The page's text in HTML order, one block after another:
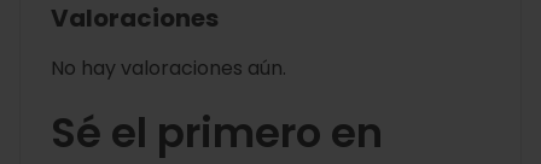
Valoraciones
No hay valoraciones aún.
Sé el primero en